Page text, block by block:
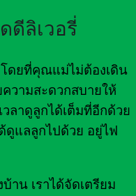
ดีลิเวอรี่
โดยที่คุณแม่ไม่ต้องเดิน
วามสะดวกสบายให้
าดูลูกได้เต็มที่อีกด้วย
ดูแลลูกไปด้วย อยู่ไฟ
าน เราได้จัดเตรียม